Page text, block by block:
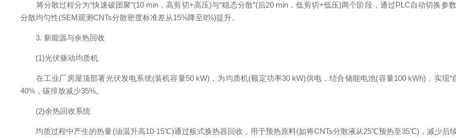
将分散过程分为“快速破团聚”(10 min，高剪切+高压)与“稳态分散”(后20 min，低剪切+低压)两个阶段，通过PLC自动切换参
分散均匀性(SEM观测CNTs分散密度标准差从15%降至8%)提升。
3. 新能源与余热回收
(1)光伏驱动均质机
在工业厂房屋顶部署光伏发电系统(装机容量50 kW)，为均质机(额定功率30 kW)供电，结合储能电池(容量100 kWh)，实现“
40%，碳排放减少35%。
(2)余热回收系统
均质过程中产生的热量(油温升高10-15℃)通过板式换热器回收，用于预热原料(如将CNTs分散液从25℃预热至35℃)，减少后